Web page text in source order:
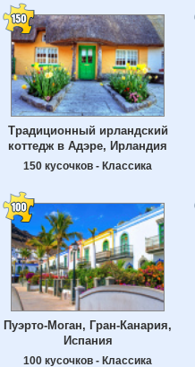
Традиционный ирландский
коттедж в Адэре, Ирландия
150 кусочков - Классика
Пуэрто-Моган, Гран-Канария,
Испания
100 кусочков - Классика